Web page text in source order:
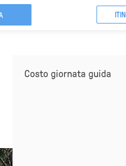
Costo giornata guida